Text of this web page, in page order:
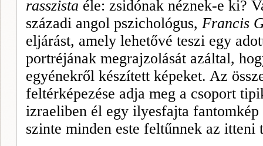
rasszista éle: zsidónak néznek-e ki?
századi angol pszicholó­gus, Francis
eljárást, amely lehetővé teszi egy
portréjának megrajzolását azáltal,
egyé­nekről készített képeket. Az
feltérképezése adja meg a csoport
izraeliben él egy ilyesfajta
szinte minden este feltűnnek az